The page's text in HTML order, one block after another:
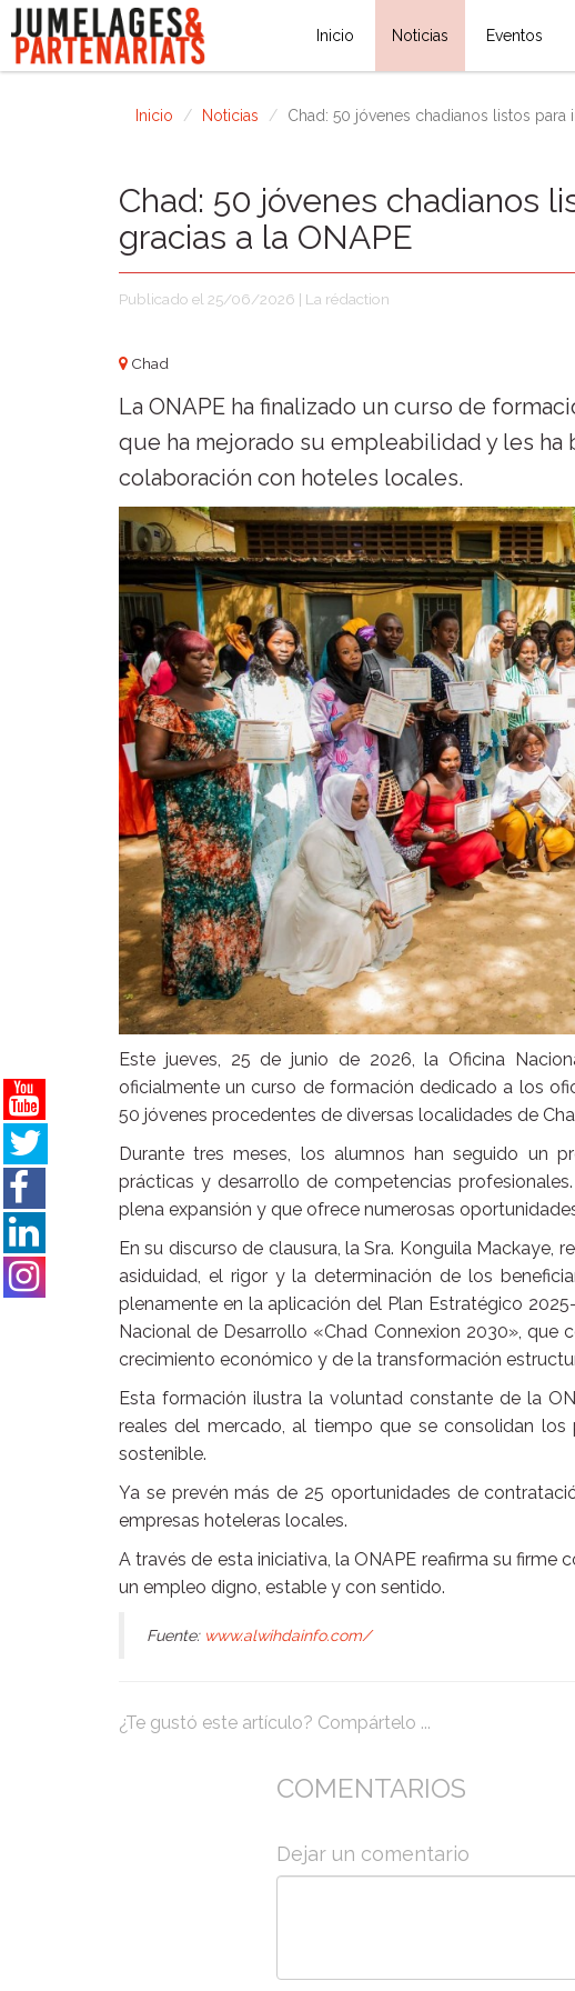
Inicio Noticias Eventos
Inicio Noticias Chad: 50 jóvenes chadianos listos
Chad: 50 jóvenes chadianos
gracias a la ONAPE
Publicado el 25/06/2026 | La rédaction
Chad
La ONAPE ha finalizado un curso de
que ha mejorado su empleabilidad y les
colaboración con hoteles locales.
Este jueves, 25 de junio de 2026, la Oficina
oficialmente un curso de formación dedicado a los
50 jóvenes procedentes de diversas localidades de
Durante tres meses, los alumnos han seguido un
prácticas y desarrollo de competencias
plena expansión y que ofrece numerosas
En su discurso de clausura, la Sra. Konguila Mackaye,
asiduidad, el rigor y la determinación de los
plenamente en la aplicación del Plan Estratégico
Nacional de Desarrollo «Chad Connexion 2030»,
crecimiento económico y de la transformación
Esta formación ilustra la voluntad constante de la
reales del mercado, al tiempo que se consolidan
sostenible.
Ya se prevén más de 25 oportunidades de
empresas hoteleras locales.
A través de esta iniciativa, la ONAPE reafirma su
un empleo digno, estable y con sentido.
Fuente: www.alwihdainfo.com/
¿Te gustó este artículo? Compártelo ...
COMENTARIOS
Dejar un comentario